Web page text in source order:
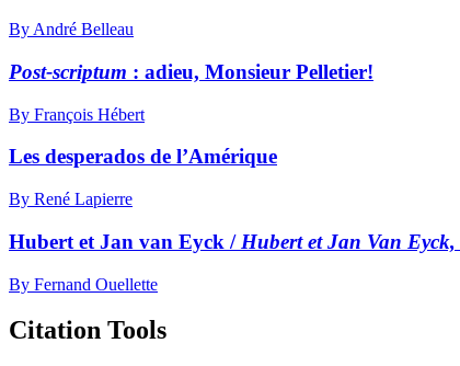
By André Belleau
Post-scriptum : adieu, Monsieur Pelletier!
By François Hébert
Les desperados de l’Amérique
By René Lapierre
Hubert et Jan van Eyck / Hubert et Jan Van Eyck,
By Fernand Ouellette
Citation Tools